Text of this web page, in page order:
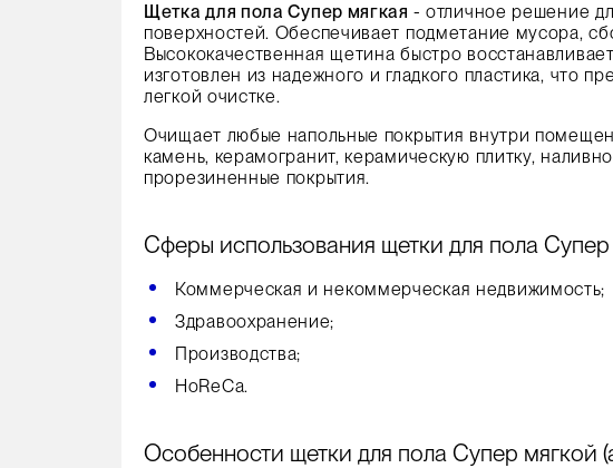
Щетка для пола Супер мягкая - отличное решение
поверхностей. Обеспечивает подметание мусора,
Высококачественная щетина быстро
изготовлен из надежного и гладкого пластика, что
легкой очистке.
Очищает любые напольные покрытия внутри
камень, керамогранит, керамическую плитку,
прорезиненные покрытия.
Сферы использования щетки для пола
Коммерческая и некоммерческая недвижимость;
Здравоохранение;
Производства;
HoReCa.
Особенности щетки для пола Супер мягкой